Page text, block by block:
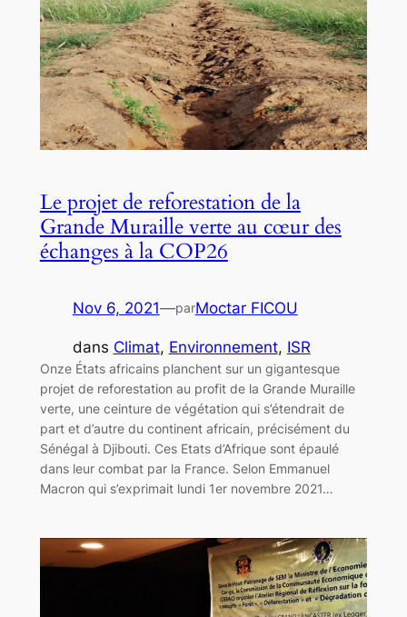
Le projet de reforestation de la
Grande Muraille verte au cœur des
échanges à la COP26
Nov 6, 2021—parMoctar FICOU
dans Climat, Environnement, ISR
Onze États africains planchent sur un gigantesque
projet de reforestation au profit de la Grande Muraille
verte, une ceinture de végétation qui s’étendrait de
part et d’autre du continent africain, précisément du
Sénégal à Djibouti. Ces Etats d’Afrique sont épaulé
dans leur combat par la France. Selon Emmanuel
Macron qui s’exprimait lundi 1er novembre 2021…